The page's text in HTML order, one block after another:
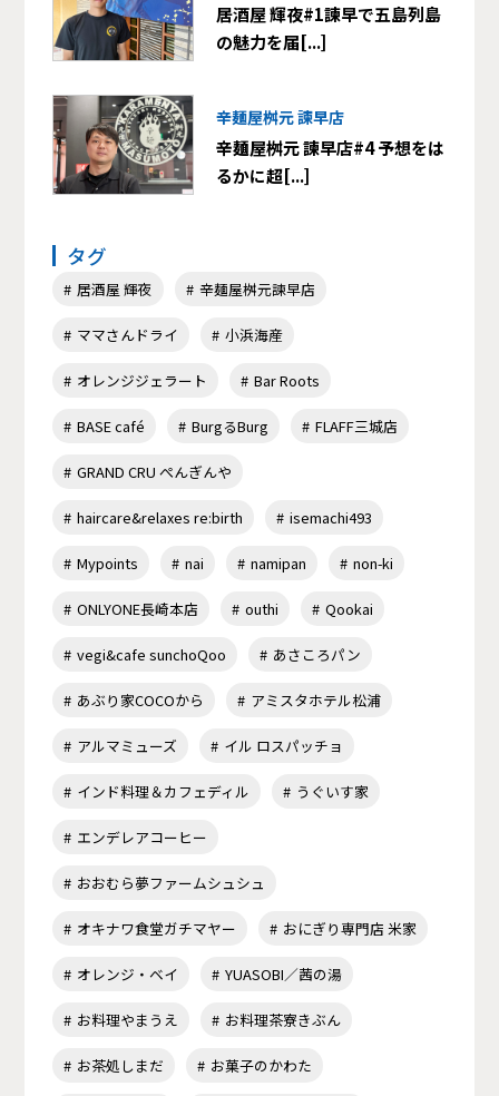
居酒屋 輝夜#1諫早で五島列島
の魅力を届[...]
辛麺屋桝元 諫早店
辛麺屋桝元 諫早店#4 予想をは
るかに超[...]
タグ
居酒屋 輝夜 辛麺屋桝元諫早店
ママさんドライ 小浜海産
オレンジジェラート Bar Roots
BASE café BurgるBurg FLAFF三城店
GRAND CRU ぺんぎんや
haircare&relaxes re:birth isemachi493
Mypoints nai namipan non-ki
ONLYONE長崎本店 outhi Qookai
vegi&cafe sunchoQoo あさころパン
あぶり家COCOから アミスタホテル松浦
アルマミューズ イル ロスパッチョ
インド料理＆カフェディル うぐいす家
エンデレアコーヒー
おおむら夢ファームシュシュ
オキナワ食堂ガチマヤー おにぎり専門店 米家
オレンジ・ベイ YUASOBI／茜の湯
お料理やまうえ お料理茶寮きぶん
お茶処しまだ お菓子のかわた